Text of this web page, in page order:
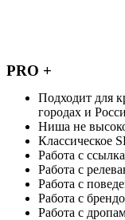
PRO +
Подходит для
городах и
Ниша не
Классическое
Работа с
Работа с
Работа с
Работа с
Работа с